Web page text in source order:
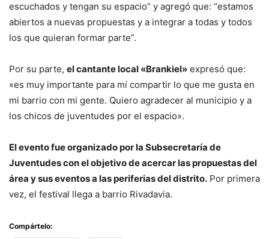
escuchados y tengan su espacio” y agregó que: “estamos
abiertos a nuevas propuestas y a integrar a todas y todos
los que quieran formar parte”.
Por su parte, el cantante local «Brankiel» expresó que:
«es muy importante para mí compartir lo que me gusta en
mi barrio con mi gente. Quiero agradecer al municipio y a
los chicos de juventudes por el espacio».
El evento fue organizado por la Subsecretaría de
Juventudes con el objetivo de acercar las propuestas del
área y sus eventos a las periferias del distrito. Por primera
vez, el festival llega a barrio Rivadavia.
Compártelo: